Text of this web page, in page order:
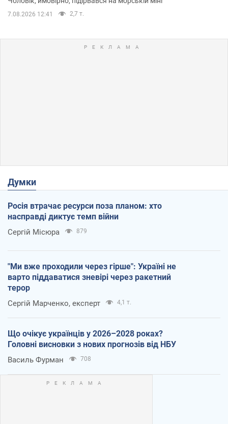
7.08.2026 12:41 2,7 т.
Думки
Росія втрачає ресурси поза планом: хто
насправді диктує темп війни
Сергій Місюра 879
"Ми вже проходили через гірше": Україні не
варто піддаватися зневірі через ракетний
терор
Сергій Марченко, експерт 4,1 т.
Що очікує українців у 2026–2028 роках?
Головні висновки з нових прогнозів від НБУ
Василь Фурман 708